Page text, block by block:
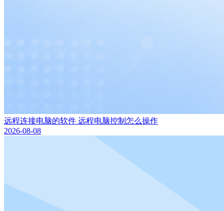
远程连接电脑的软件 远程电脑控制怎么操作
2026-08-08